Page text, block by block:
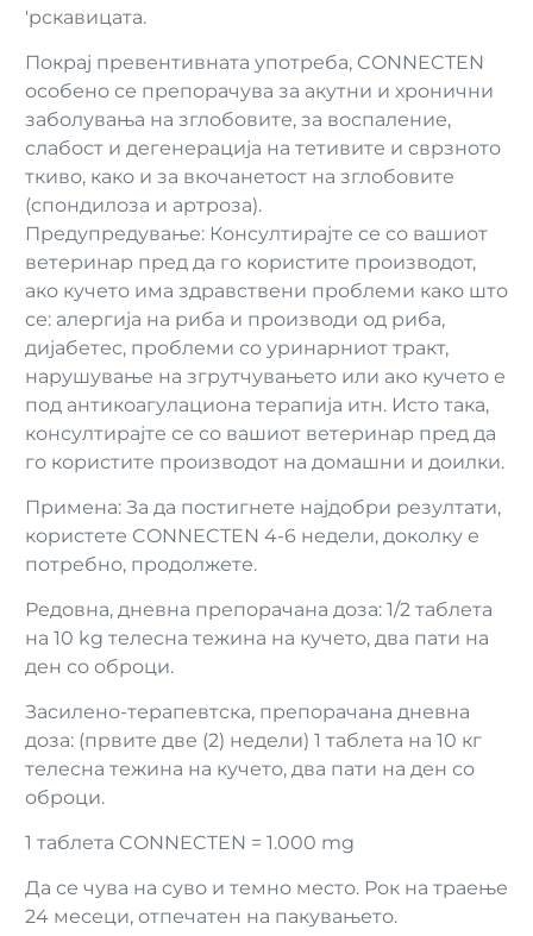
'рскавицата.
Покрај превентивната употреба, CONNECTEN
особено се препорачува за акутни и хронични
заболувања на зглобовите, за воспаление,
слабост и дегенерација на тетивите и сврзното
ткиво, како и за вкочанетост на зглобовите
(спондилоза и артроза).
Предупредување: Консултирајте се со вашиот
ветеринар пред да го користите производот,
ако кучето има здравствени проблеми како што
се: алергија на риба и производи од риба,
дијабетес, проблеми со уринарниот тракт,
нарушување на згрутчувањето или ако кучето е
под антикоагулациона терапија итн. Исто така,
консултирајте се со вашиот ветеринар пред да
го користите производот на домашни и доилки.
Примена: За да постигнете најдобри резултати,
користете CONNECTEN 4-6 недели, доколку е
потребно, продолжете.
Редовна, дневна препорачана доза: 1/2 таблета
на 10 kg телесна тежина на кучето, два пати на
ден со оброци.
Засилено-терапевтска, препорачана дневна
доза: (првите две (2) недели) 1 таблета на 10 кг
телесна тежина на кучето, два пати на ден со
оброци.
1 таблета CONNECTEN = 1.000 mg
Да се ​​чува на суво и темно место. Рок на траење
24 месеци, отпечатен на пакувањето.